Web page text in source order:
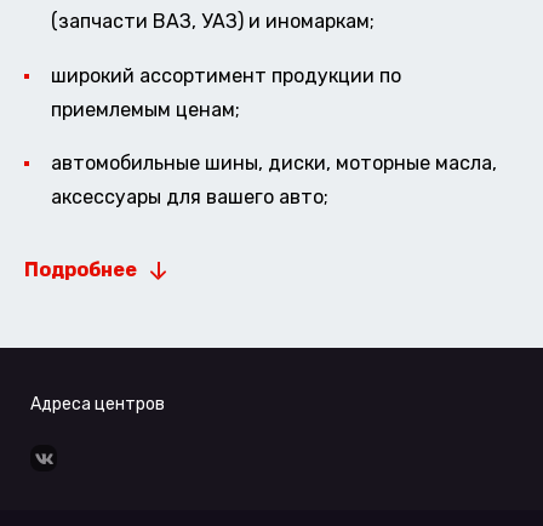
(запчасти ВАЗ, УАЗ) и иномаркам;
широкий ассортимент продукции по
приемлемым ценам;
автомобильные шины, диски, моторные масла,
аксессуары для вашего авто;
Подробнее
Адреса центров